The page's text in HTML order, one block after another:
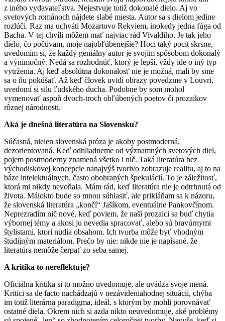
z iného vydavateľstva. Nejestvuje totiž dokonalé dielo. Aj vo
svetových románoch nájdete slabé miesta. Autor sa s dielom jedine
rozlúči. Raz ma uchváti Mozartovo Rekviem, inokedy jedna fúga od
Bacha. V tej chvíli môžem mať najviac rád Vivaldiho. Je tak jeho
dielo, čo počúvam, moje najobľúbenejšie? Hoci taký pocit skrsne,
uvedomím si, že každý geniálny autor je svojím spôsobom dokonalý
a výnimočný. Nedá sa rozhodnúť, ktorý je lepší, vždy ide o iný typ
vytrženia. Aj keď absolútna dokonalosť nie je možná, mali by sme
sa o ňu pokúšať. Až keď človek uvidí obrazy povedzme v Louvri,
uvedomí si silu ľudského ducha. Podobne by som mohol
vymenovať aspoň dvoch-troch obľúbených poetov či prozaikov
rôznej národnosti.
Aká je dnešná literatúra na Slovensku?
Súčasná, nielen slovenská próza je akoby postmoderná,
dezorientovaná. Keď odhliadneme od významných svetových diel,
pojem postmoderny znamená všetko i nič. Taká literatúra bez
východiskovej koncepcie nanajvýš tvorivo zobrazuje realitu, aj to na
báze intelektuálnych, často obohraných špekulácií. To je záležitosť,
ktorá mi nikdy nevoňala. Mám rád, keď literatúra nie je odtrhnutá od
života. Málokto bude so mnou súhlasiť, ale prikláňam sa k názoru,
že slovenská literatúra „končí“ Jašíkom, eventuálne Pankovčínom.
Neprezradím nič nové, keď poviem, že naši prozaici sa buď chytia
výbornej témy a akosi ju nevedia spracovať, alebo sú bravúrnymi
štylistami, ktorí nudia obsahom. Ich tvorba môže byť vhodným
študijným materiálom. Prečo by nie: nikde nie je napísané, že
literatúra nemôže čerpať zo seba samej.
A kritika to nereflektuje?
Oficiálna kritika si to možno uvedomuje, ale uvádza svoje mená.
Kritici sa de facto nachádzajú v nezávideniahodnej situácii, chýba
im totiž literárna paradigma, ideál, s ktorým by mohli porovnávať
ostatné diela. Okrem nich si azda nikto neuvedomuje, aké problémy